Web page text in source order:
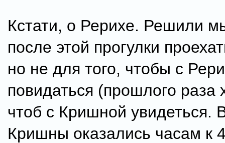
Кстати, о Рерихе. Решили
после этой прогулки
но не для того, чтобы с
повидаться (прошлого раза
чтоб с Кришной увидеться.
Кришны оказались часам к